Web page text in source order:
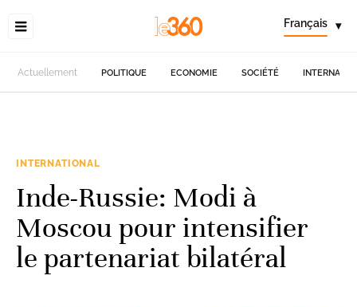
Français ▾
Actuellement POLITIQUE ECONOMIE SOCIÉTÉ
INTERNATIONAL
Inde-Russie: Modi à
Moscou pour intensifier
le partenariat bilatéral